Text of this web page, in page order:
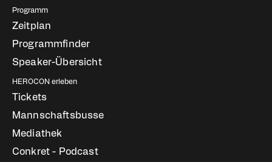
Fußbereich
Programm
Zeitplan
Programmfinder
Speaker-Übersicht
HEROCON erleben
Tickets
Mannschaftsbusse
Mediathek
Conkret - Podcast